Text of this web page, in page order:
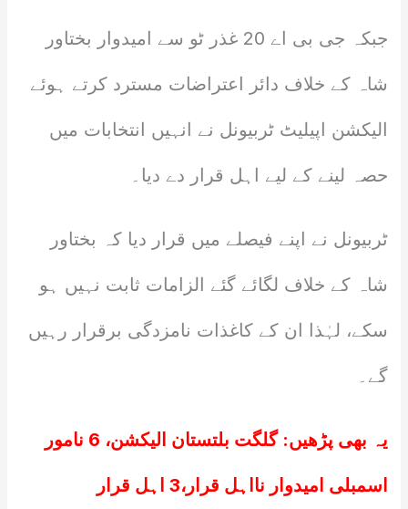
جبکہ جی بی اے 20 غذر ٹو سے امیدوار بختاور
شاہ کے خلاف دائر اعتراضات مسترد کرتے ہوئے
الیکشن اپیلیٹ ٹربیونل نے انہیں انتخابات میں
حصہ لینے کے لیے اہل قرار دے دیا۔
ٹربیونل نے اپنے فیصلے میں قرار دیا کہ بختاور
شاہ کے خلاف لگائے گئے الزامات ثابت نہیں ہو
سکے، لہٰذا ان کے کاغذات نامزدگی برقرار رہیں
گے۔
یہ بھی پڑھیں: گلگت بلتستان الیکشن، 6 نامور
اسمبلی امیدوار نااہل قرار،3 اہل قرار